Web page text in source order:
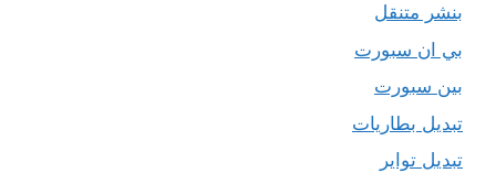
بنشر متنقل
بي ان سبورت
بين سبورت
تبديل بطاريات
تبديل تواير